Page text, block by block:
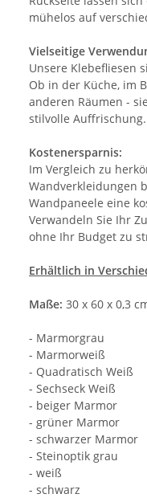
mühelos auf
Vielseitige
Unsere Klebefliesen
Ob in der Küche, im
anderen Räumen -
stilvolle Auffrischung.
Kostenersparnis:
Im Vergleich zu
Wandverkleidungen
Wandpaneele eine
Verwandeln Sie Ihr
ohne Ihr Budget zu
Erhältlich in
Maße: 30 x 60 x 0,3
- Marmorgrau
- Marmorweiß
- Quadratisch Weiß
- Sechseck Weiß
- beiger Marmor
- grüner Marmor
- schwarzer Marmor
- Steinoptik grau
- weiß
- schwarz